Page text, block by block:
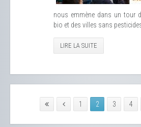
nous emmène dans un tour
bio et des villes sans
LIRE LA SUITE
1 2 3 4